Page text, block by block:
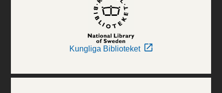
Kungliga Biblioteket